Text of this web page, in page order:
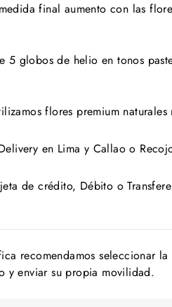
final aumento con las
5 globos de helio en tonos
flores premium
en Lima y Callao o
de crédito, Débito o
recomendamos seleccionar
y enviar su propia movilidad.